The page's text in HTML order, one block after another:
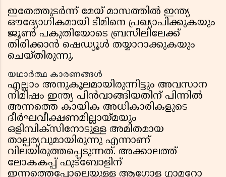
ഇതേത്തുടർന്ന് മേയ് മാസത്തിൽ ഇന്ത്യ
ഔദ്യോഗികമായി ടീമിനെ പ്രഖ്യാപിക്കുകയും
ജൂൺ പകുതിയോടെ ബ്രസീലിലേക്ക്
തിരിക്കാൻ ഷെഡ്യൂൾ തയ്യാറാക്കുകയും
ചെയ്തിരുന്നു.
യഥാർത്ഥ കാരണങ്ങൾ
എല്ലാം അനുകൂലമായിരുന്നിട്ടും അവസാന
നിമിഷം ഇന്ത്യ പിൻവാങ്ങിയതിന് പിന്നിൽ
അന്നത്തെ കായിക അധികാരികളുടെ
ദീർഘവീക്ഷണമില്ലായ്മയും
ഒളിമ്പിക്സിനോടുള്ള അമിതമായ
താല്പര്യവുമായിരുന്നു എന്നാണ്
വിലയിരുത്തപ്പെടുന്നത്. അക്കാലത്ത്
ലോകകപ്പ് ഫുട്ബോളിന്
ഇന്നത്തെപ്പോലെയുള്ള ആഗോള ഗ്ലാമറോ